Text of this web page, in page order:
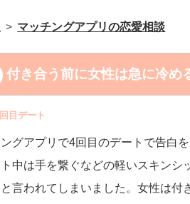
マッチングアプリの恋愛相談
付き合う前に女性は急に冷め
目デート
グアプリで4回目のデートで告白
中は手を繋ぐなどの軽いスキンシ
言われてしまいました。女性は